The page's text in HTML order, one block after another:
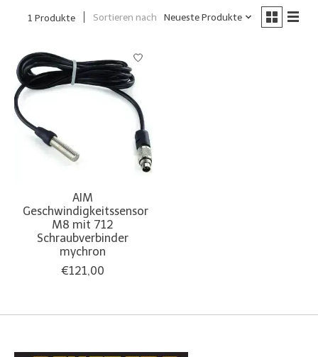
1 Produkte Sortieren nach Neueste Produkte
AIM
Geschwindigkeitssensor
M8 mit 712
Schraubverbinder
mychron
€121,00